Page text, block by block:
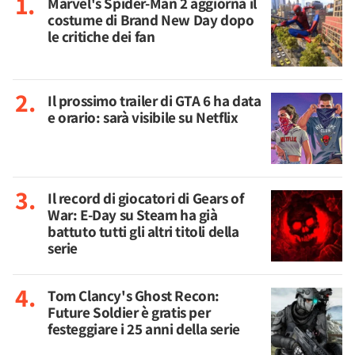
costume di Brand New Day dopo
le critiche dei fan
Il prossimo trailer di GTA 6 ha data
e orario: sarà visibile su Netflix
Il record di giocatori di Gears of
War: E-Day su Steam ha già
battuto tutti gli altri titoli della
serie
Tom Clancy's Ghost Recon:
Future Soldier è gratis per
festeggiare i 25 anni della serie